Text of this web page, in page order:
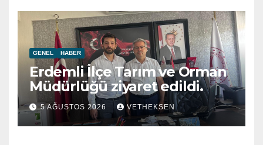
GENEL HABER
Erdemli İlçe Tarım ve Orman
Müdürlüğü ziyaret edildi.
5 AĞUSTOS 2026 VETHEKSEN